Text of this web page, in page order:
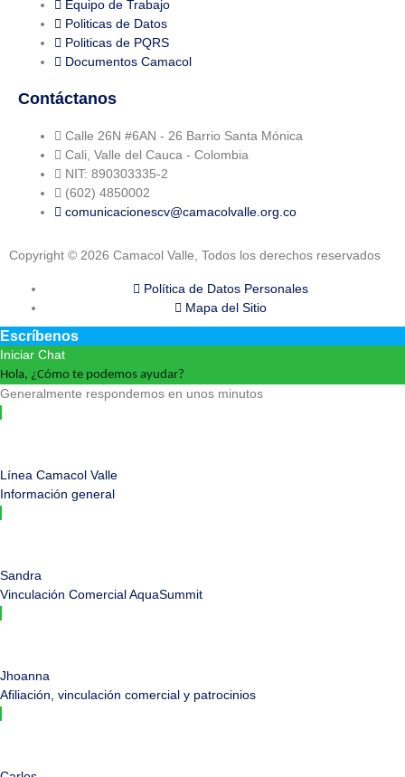
Equipo de Trabajo
Politicas de Datos
Politicas de PQRS
Documentos Camacol
Contáctanos
Calle 26N #6AN - 26 Barrio Santa Mónica
Cali, Valle del Cauca - Colombia
NIT: 890303335-2
(602) 4850002
comunicacionescv@camacolvalle.org.co
Copyright © 2026 Camacol Valle, Todos los derechos reservados
Política de Datos Personales
Mapa del Sitio
Escríbenos
Iniciar Chat
Hola, ¿Cómo te podemos ayudar?
Generalmente respondemos en unos minutos
Línea Camacol Valle
Información general
Sandra
Vinculación Comercial AquaSummit
Jhoanna
Afiliación, vinculación comercial y patrocinios